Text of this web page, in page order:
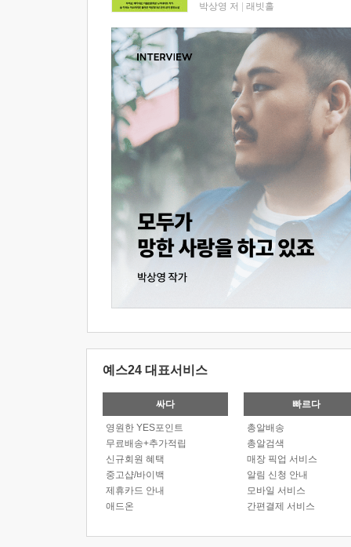
박상영 저 래빗홀
예스24 대표서비스
싸다
영원한 YES포인트
무료배송+추가적립
신규회원 혜택
중고샵/바이백
제휴카드 안내
애드온
빠르다
총알배송
총알검색
매장 픽업 서비스
알림 신청 안내
모바일 서비스
간편결제 서비스